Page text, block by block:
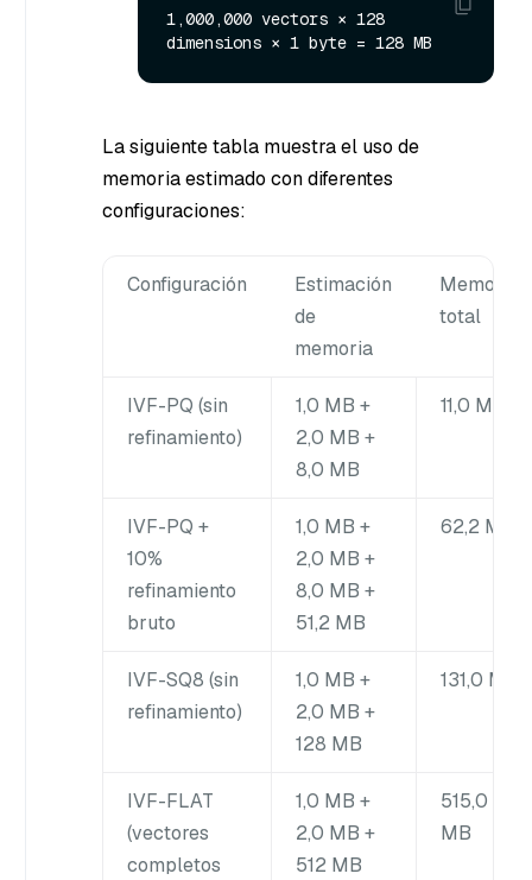
1,000,000 vectors × 128
La siguiente tabla muestra el uso de
memoria estimado con diferentes
configuraciones:
Configuración
Estimación
de
memoria
Memoria
total
IVF-PQ (sin
refinamiento)
1,0 MB +
2,0 MB +
8,0 MB
11,0 MB
IVF-PQ +
10%
refinamiento
bruto
1,0 MB +
2,0 MB +
8,0 MB +
51,2 MB
62,2 MB
IVF-SQ8 (sin
refinamiento)
1,0 MB +
2,0 MB +
128 MB
131,0 MB
IVF-FLAT
(vectores
completos
1,0 MB +
2,0 MB +
512 MB
515,0
MB